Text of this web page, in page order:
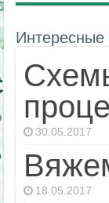
30.05.2017
18.05.2017